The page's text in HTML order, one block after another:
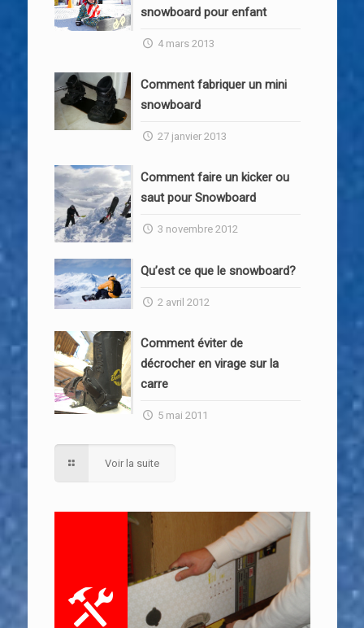
snowboard pour enfant
4 mars 2013
Comment fabriquer un mini
snowboard
27 janvier 2013
Comment faire un kicker ou
saut pour Snowboard
3 novembre 2012
Qu’est ce que le snowboard?
2 avril 2012
Comment éviter de
décrocher en virage sur la
carre
5 mai 2011
Voir la suite